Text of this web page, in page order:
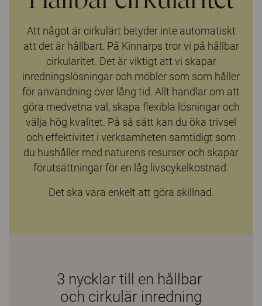
Att något är cirkulärt betyder inte automatiskt
att det är hållbart. På Kinnarps tror vi på hållbar
cirkularitet. Det är viktigt att vi skapar
inredningslösningar och möbler som som håller
för användning över lång tid. Allt handlar om att
göra medvetna val, skapa flexibla lösningar och
välja hög kvalitet. På så sätt kan du öka trivsel
och effektivitet i verksamheten samtidigt som
du hushåller med naturens resurser och skapar
förutsättningar för en låg livscykelkostnad.
Det ska vara enkelt att göra skillnad.
3 nycklar till en hållbar
och cirkulär inredning